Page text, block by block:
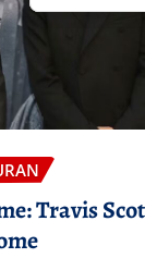
Travis